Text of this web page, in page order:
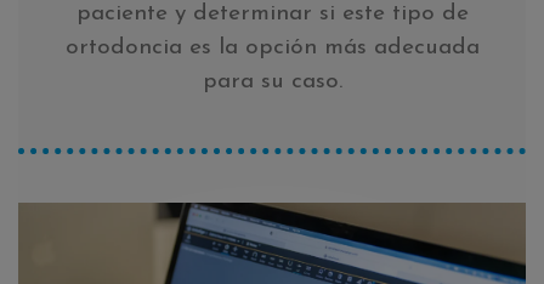
paciente y determinar si este tipo de
ortodoncia es la opción más adecuada
para su caso.